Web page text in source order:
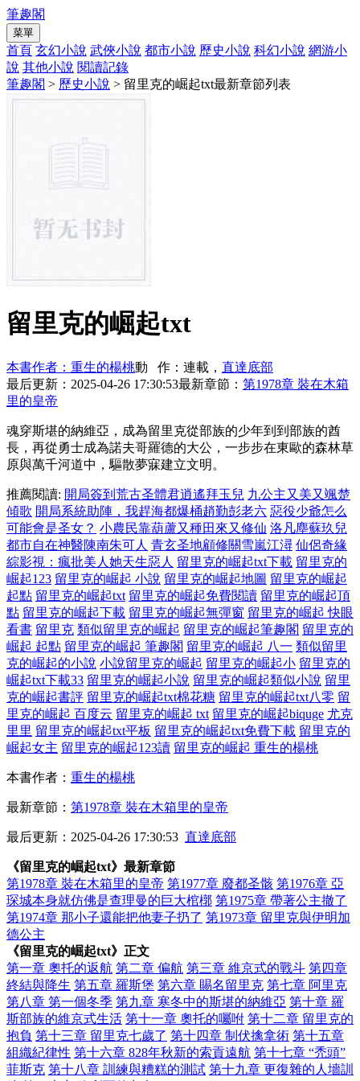
筆趣閣
菜單
首頁 玄幻小說 武俠小說 都市小說 歷史小說 科幻小說 網游小
說 其他小說 閱讀記錄
筆趣閣 > 歷史小說 > 留里克的崛起txt最新章節列表
留里克的崛起txt
本書作者：重生的楊桃動 作：連載， 直達底部
最后更新：2025-04-26 17:30:53最新章節： 第1978章 裝在木箱
里的皇帝
魂穿斯堪的納維亞，成為留里克從部族的少年到到部族的酋
長，再從勇士成為諾夫哥羅德的大公，一步步在東歐的森林草
原與萬千河道中，驅散夢寐建立文明。
推薦閱讀: 開局簽到荒古圣體君逍遙拜玉兒 九公主又美又颯楚
傾歌 開局系統助陣，我趕海都爆桶趙勤彭老六 惡役少爺怎么
可能會是圣女？ 小農民靠葫蘆又種田來又修仙 洛凡塵蘇玖兒
都市自在神醫陳南朱可人 青玄圣地顧修關雪嵐江潯 仙侶奇緣
綜影視：瘋批美人她天生惡人 留里克的崛起txt下載 留里克的
崛起123 留里克的崛起 小說 留里克的崛起地圖 留里克的崛起
起點 留里克的崛起txt 留里克的崛起免費閱讀 留里克的崛起頂
點 留里克的崛起下載 留里克的崛起無彈窗 留里克的崛起 快眼
看書 留里克 類似留里克的崛起 留里克的崛起筆趣閣 留里克的
崛起 起點 留里克的崛起 筆趣閣 留里克的崛起 八一 類似留里
克的崛起的小說 小說留里克的崛起 留里克的崛起小 留里克的
崛起txt下載33 留里克的崛起小說 留里克的崛起類似小說 留里
克的崛起書評 留里克的崛起txt棉花糖 留里克的崛起txt八零 留
里克的崛起 百度云 留里克的崛起 txt 留里克的崛起biquge 尤克
里里 留里克的崛起txt平板 留里克的崛起txt免費下載 留里克的
崛起女主 留里克的崛起123讀 留里克的崛起 重生的楊桃
本書作者： 重生的楊桃
最新章節： 第1978章 裝在木箱里的皇帝
最后更新：2025-04-26 17:30:53 直達底部
《留里克的崛起txt》最新章節
第1978章 裝在木箱里的皇帝 第1977章 廢都圣骸 第1976章 亞
琛城本身就仿佛是查理曼的巨大棺槨 第1975章 帶著公主撤了
第1974章 那小子還能把他妻子扔了 第1973章 留里克與伊明加
德公主
《留里克的崛起txt》正文
第一章 奧托的返航 第二章 偏航 第三章 維京式的戰斗 第四章
終結與降生 第五章 羅斯堡 第六章 賜名留里克 第七章 阿里克
第八章 第一個冬季 第九章 寒冬中的斯堪的納維亞 第十章 羅
斯部族的維京式生活 第十一章 奧托的囑咐 第十二章 留里克的
抱負 第十三章 留里克七歲了 第十四章 制伏擒拿術 第十五章
組織紀律性 第十六章 828年秋新的索貢遠航 第十七章 “禿頭”
菲斯克 第十八章 訓練與糟糕的測試 第十九章 更復雜的人墻訓